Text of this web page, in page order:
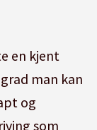
en kjent
man kan
og
som